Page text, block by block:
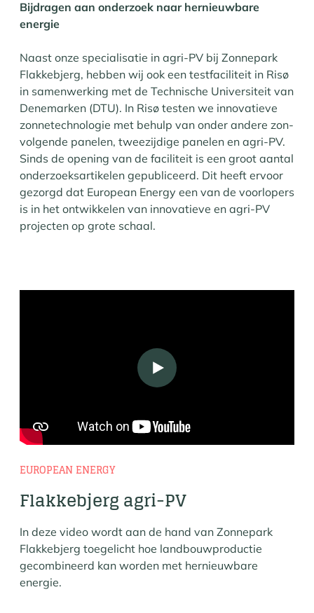
Bijdragen aan onderzoek naar hernieuwbare
energie
Naast onze specialisatie in agri-PV bij Zonnepark
Flakkebjerg, hebben wij ook een testfaciliteit in Risø
in samenwerking met de Technische Universiteit van
Denemarken (DTU). In Risø testen we innovatieve
zonnetechnologie met behulp van onder andere zon-
volgende panelen, tweezijdige panelen en agri-PV.
Sinds de opening van de faciliteit is een groot aantal
onderzoeksartikelen gepubliceerd. Dit heeft ervoor
gezorgd dat European Energy een van de voorlopers
is in het ontwikkelen van innovatieve en agri-PV
projecten op grote schaal.
EUROPEAN ENERGY
Flakkebjerg agri-PV
In deze video wordt aan de hand van Zonnepark
Flakkebjerg toegelicht hoe landbouwproductie
gecombineerd kan worden met hernieuwbare
energie.
Play